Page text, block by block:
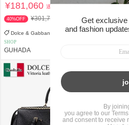
¥181,060送料込
40%OFF ¥301,786
Dolce & Gabbana
SHOP
GUHADA も